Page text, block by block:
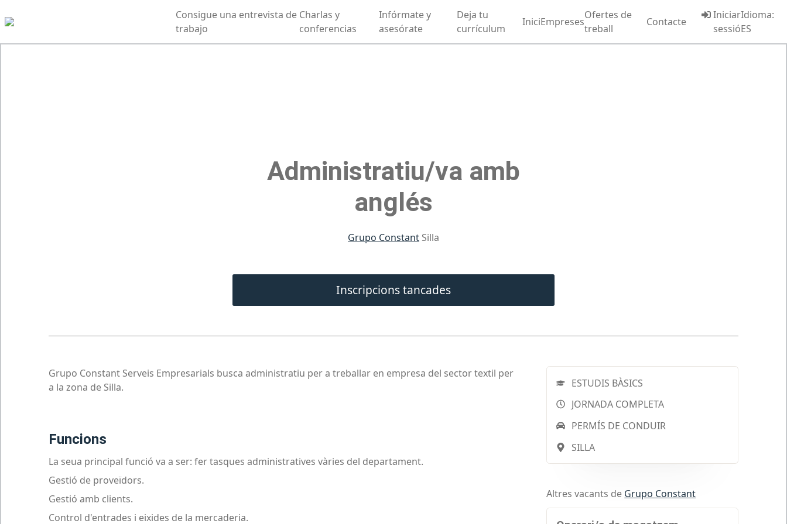
Consigue una entrevista de
trabajo
Charlas y
conferencias
Infórmate y
asesórate
Deja tu
currículum
IniciEmpreses
Ofertes de
treball
Contacte
Iniciar
sessió
Idioma:
ES
Administratiu/va amb
anglés
Grupo Constant Silla
Inscripcions tancades
Grupo Constant Serveis Empresarials busca administratiu per a treballar en empresa del sector textil per
a la zona de Silla.
funcions
La seua principal funció va a ser: fer tasques administratives vàries del departament.
Gestió de proveïdors.
Gestió amb clients.
Control d'entrades i eixides de la mercaderia.
ESTUDIS BÀSICS
JORNADA COMPLETA
PERMÍS DE CONDUIR
SILLA
Altres vacants de Grupo Constant